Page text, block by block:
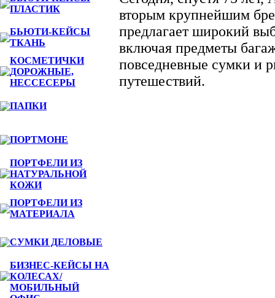
ПЛАСТИК
БЬЮТИ-КЕЙСЫ
ТКАНЬ
КОСМЕТИЧКИ
ДОРОЖНЫЕ,
НЕССЕСЕРЫ
ПАПКИ
ПОРТМОНЕ
ПОРТФЕЛИ ИЗ
НАТУРАЛЬНОЙ
КОЖИ
ПОРТФЕЛИ ИЗ
МАТЕРИАЛА
СУМКИ ДЕЛОВЫЕ
БИЗНЕС-КЕЙСЫ НА
КОЛЕСАХ/
МОБИЛЬНЫЙ
вторым крупнейшим
предлагает широкий
включая предметы
повседневные сумки и
путешествий.